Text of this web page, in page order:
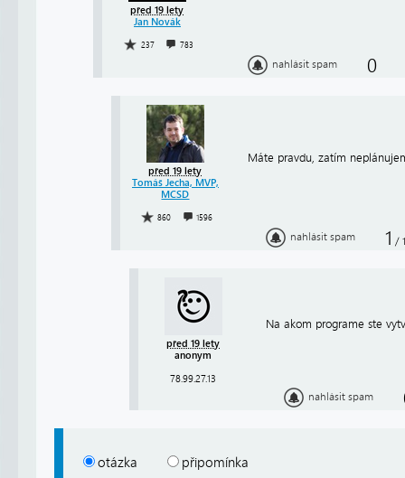
před 19 lety
Jan Novák
237 783
nahlásit spam 0
před 19 lety
Tomáš Jecha, MVP,
MCSD
860 1596
Máte pravdu, zatím
nahlásit spam 1 / 1
před 19 lety
anonym
78.99.27.13
Na akom programe ste
nahlásit spam
otázka
připomínka